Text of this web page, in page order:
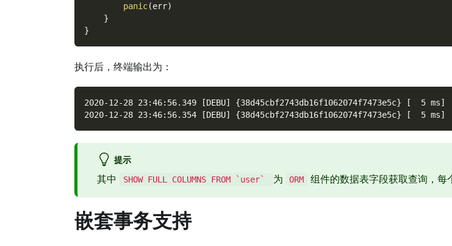
panic(err)
}
}
执行后，终端输出为：
2020-12-28 23:46:56.349 [DEBU] {38d45cbf2743db16f1062074f7473e5c} [  5 ms]
2020-12-28 23:46:56.354 [DEBU] {38d45cbf2743db16f1062074f7473e5c} [  5
提示
其中 SHOW FULL COLUMNS FROM `user` 为 ORM 组件的数据表字段获取查询，每
嵌套事务支持